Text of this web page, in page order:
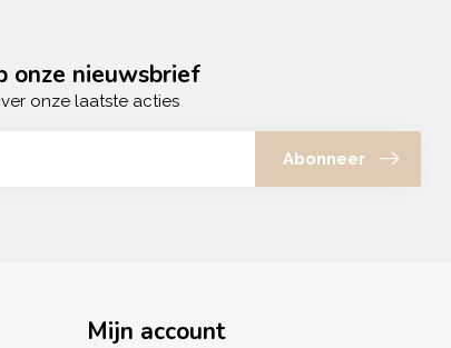
onze nieuwsbrief
onze laatste acties
Abonneer
Mijn account